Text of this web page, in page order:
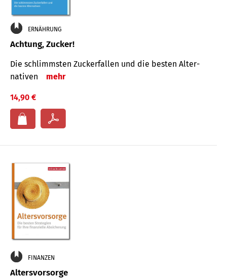
ERNÄHRUNG
Achtung, Zucker!
Die schlimmsten Zucker­fallen und die besten Alter­
nativen
mehr
14,90 €
FINANZEN
Altersvorsorge